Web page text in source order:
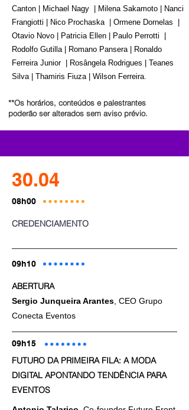
Canton | Michael Nagy | Milena Sakamoto | Nanci
Frangiotti | Nico Prochaska | Ormene Dornelas |
Otavio Novo | Patricia Ellen | Paulo Perrotti |
Rodolfo Gutilla | Romano Pansera | Ronaldo
Ferreira Junior | Rosângela Rodrigues | Teanes
Silva | Thamiris Fiuza | Wilson Ferreira.
**Os horários, conteúdos e palestrantes
poderão ser alterados sem aviso prévio.
30.04
08h00
CREDENCIAMENTO
09h10
ABERTURA
Sergio Junqueira Arantes , CEO Grupo
Conecta Eventos
09h15
FUTURO DA PRIMEIRA FILA: A MODA
DIGITAL APONTANDO TENDÊNCIA PARA
EVENTOS